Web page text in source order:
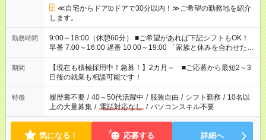
≪自宅からドアtoドアで30分以内！≫ご希望の勤務地を紹介
します。
勤務時間
9:00～18:00（休憩60分） ■ご希望があれば下記シフトもOK！
早番 7:00～16:00 遅番 10:00～19:00 「家族と休みを合わせた
い」 「余裕を持って夕飯の準備がしたい」 「できれば残業はし
たくない」 など、ご希望を教えてくださいね。 ※Wワーク希望
の方へ 今ご覧のお仕事で希望する勤務時間と、もう1つのお仕事
の勤務時間。 合計で週40時間を超える場合は応募できません。
期間
【現在も積極採用中！急募！】2カ月～ ■ご応募から最短2～3
日後の就業も相談可能です！
特徴 履歴書不要 / 40～50代活躍中 / 服装自由 / シフト勤務 / 10名以
上の大量募集 / 電話対応なし / パソコンスキル不要
気になる！ 応募する 詳細へ